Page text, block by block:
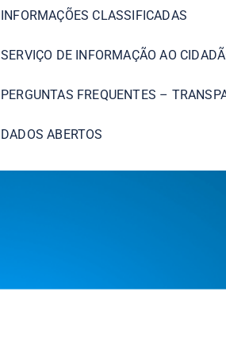
INFORMAÇÕES CLASSIFICADAS
SERVIÇO DE INFORMAÇÃO AO
PERGUNTAS FREQUENTES –
DADOS ABERTOS